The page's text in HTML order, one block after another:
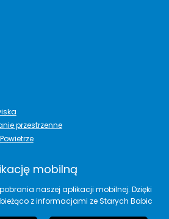
przestrzenne
mobilną
naszej aplikacji mobilnej. Dzięki
z informacjami ze Starych Babic